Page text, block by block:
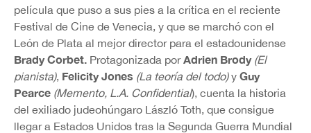
película que puso a sus pies a la crítica en el reciente
Festival de Cine de Venecia, y que se marchó con el
León de Plata al mejor director para el estadounidense
Brady Corbet. Protagonizada porAdrien Brody (El
pianista), Felicity Jones (La teoría del todo)y Guy
Pearce (Memento, L.A. Confidential), cuenta la historia
del exiliado judeohúngaro László Toth, que consigue
llegar a Estados Unidos tras la Segunda Guerra Mundial